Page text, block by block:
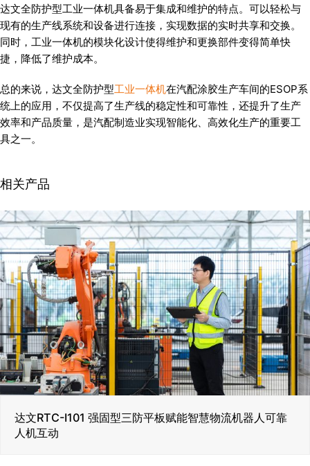
达文全防护型工业一体机具备易于集成和维护的特点。可以轻松与
现有的生产线系统和设备进行连接，实现数据的实时共享和交换。
同时，工业一体机的模块化设计使得维护和更换部件变得简单快
捷，降低了维护成本。
总的来说，达文全防护型工业一体机在汽配涂胶生产车间的ESOP系
统上的应用，不仅提高了生产线的稳定性和可靠性，还提升了生产
效率和产品质量，是汽配制造业实现智能化、高效化生产的重要工
具之一。
相关产品
达文RTC-I101 强固型三防平板赋能智慧物流机器人可靠
人机互动